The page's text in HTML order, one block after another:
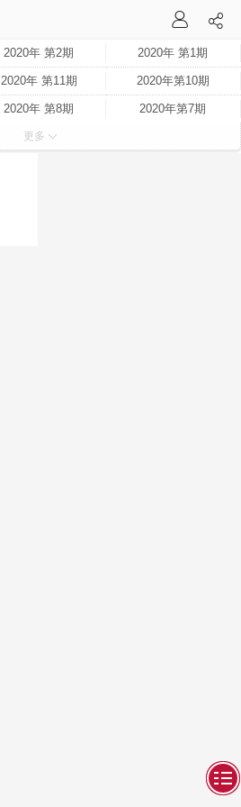
2020年 第2期 2020年 第1期
2020年 第11期 2020年第10期
2020年 第8期 2020年第7期
2020第6期
更多